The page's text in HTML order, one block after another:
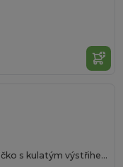
Dámské organické tričko s kulatým výstřihem 150